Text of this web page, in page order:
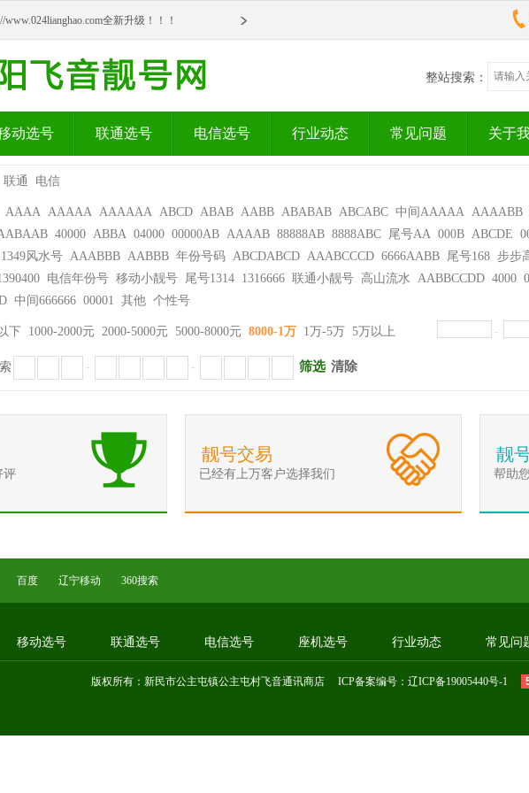
www.024lianghao.com全新升级！！！
整站搜索：
动选号 联通选号 电信选号 行业动态 常见问题 关于
联通 电信
AAAA AAAAA AAAAAA ABCD ABAB AABB ABABAB ABCABC 中间AAAAA AAAABB
40000 ABBA 04000 00000AB AAAAB 88888AB 8888ABC 尾号AA 000B ABCDE
1349风水号 AAABBB AABBB 年份号码 ABCDABCD AAABCCCD 6666AABB 尾号168 步步
电信年份号 移动小靓号 尾号1314 1316666 联通小靓号 高山流水 AABBCCDD 4000
中间666666 00001 其他 个性号
下 1000-2000元 2000-5000元 5000-8000元 8000-1万 1万-5万 5万以上 -
- - 筛选 清除
评
靓号交易
已经有上万客户选择我们
靓
帮助
百度 辽宁移动 360搜索
移动选号 联通选号 电信选号 座机选号 行业动态 常见问
版权所有：新民市公主屯镇公主屯村飞音通讯商店 ICP备案编号： 辽ICP备19005440号-1